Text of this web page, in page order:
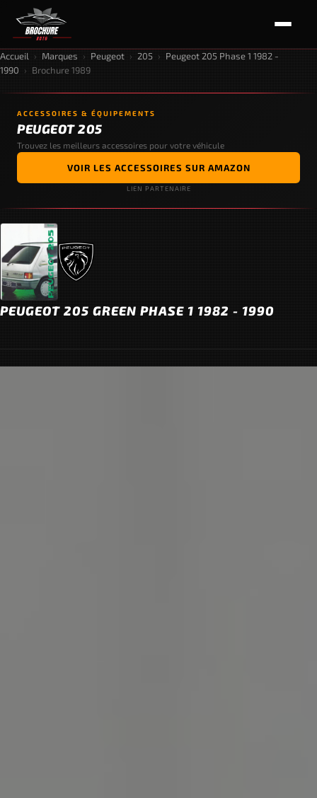
Accueil › Marques › Peugeot › 205 › Peugeot 205 Phase 1 1982 -
1990 › Brochure 1989
ACCESSOIRES & ÉQUIPEMENTS
PEUGEOT 205
Trouvez les meilleurs accessoires pour votre véhicule
VOIR LES ACCESSOIRES SUR AMAZON
LIEN PARTENAIRE
PEUGEOT 205 GREEN PHASE 1 1982 - 1990